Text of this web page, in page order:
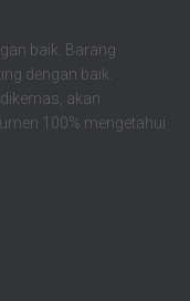
baik. Barang
dengan baik.
akan
100% mengetahui